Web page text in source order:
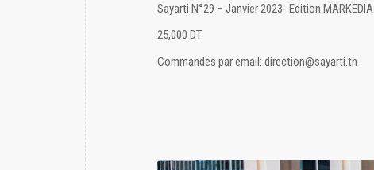
Sayarti N°29 – Janvier 2023- Edition MARKEDIA
25,000 DT
Commandes par email: direction@sayarti.tn